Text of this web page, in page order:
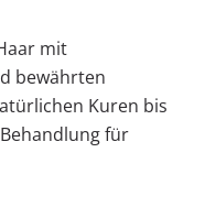
mit
bewährten
Kuren bis
für